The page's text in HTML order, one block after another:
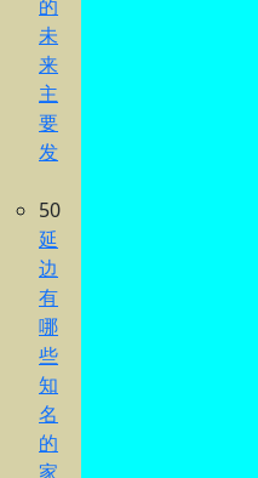
的
未
来
主
要
发
50
延
边
有
哪
些
知
名
的
家